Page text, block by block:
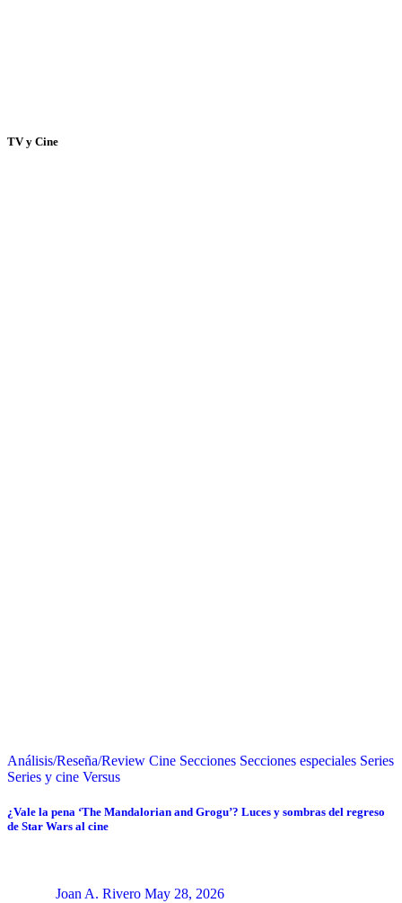
TV y Cine
Análisis/Reseña/Review Cine Secciones Secciones especiales Series
Series y cine Versus
¿Vale la pena ‘The Mandalorian and Grogu’? Luces y sombras del regreso
de Star Wars al cine
Joan A. Rivero May 28, 2026